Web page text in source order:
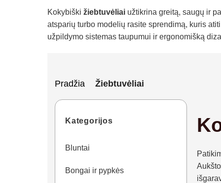
Kokybiški žiebtuvėliai užtikrina greitą, saugų ir
atsparių turbo modelių rasite sprendimą, kuris
užpildymo sistemas taupumui ir ergonomišką
Pradžia Žiebtuvėliai
Kategorijos
Bluntai
Bongai ir pypkės